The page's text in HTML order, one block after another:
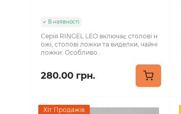
В наявності
Серія RINGEL LEO включає столові н
ожі, столові ложки та виделки, чайні
ложки. Особливо..
280.00 грн.
Хіт Продажів